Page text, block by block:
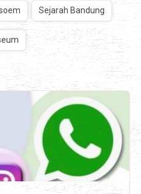
Sejarah Bandung